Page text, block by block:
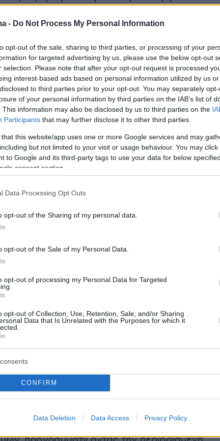
- Do Not Process My Personal Information
opt-out of the sale, sharing to third parties, or processing of your
for targeted advertising by us, please use the below opt-out
selection. Please note that after your opt-out request is processed
interest-based ads based on personal information utilized by us
to third parties prior to your opt-out. You may separately
of your personal information by third parties on the IAB’s list of
This information may also be disclosed by us to third parties on the
Participants that may further disclose it to other third parties.
that this website/app uses one or more Google services and may
but not limited to your visit or usage behaviour. You may
to Google and its third-party tags to use your data for below
consent section.
Data Processing Opt Outs
opt-out of the Sharing of my personal data.
opt-out of the Sale of my Personal Data.
opt-out of processing my Personal Data for Targeted
opt-out of Collection, Use, Retention, Sale, and/or Sharing
Data that Is Unrelated with the Purposes for which it
CONFIRM
Data Deletion Data Access Privacy Policy
Xρήσης” διευκολύνει επίσης τους γονείς
τη διάρκεια της λειτουργίας “Ώρες
ότι η διαχείριση του
οι ρυθμίσεις απορρήτου και τα φίλτρα
είναι τώρα πιο εύκολα από ποτέ στην
τους βασικούς ελέγχους, ώστε
στη διάθεσή τους ό,τι χρειάζονται, καθώς
να διαχειρίζονται ρυθμίσεις δεδομένων
να εγκρίνουν λήψεις εφαρμογών και να
ιστότοπους.
Απλώς σύρετε μεταξύ των προφίλ παιδιών
τις συσκευές από μία μόνο σελίδα, με πιο
μόνο με ένα άγγιγμα.
τη λειτουργία Ώρες σχολείου
Galaxy Watch for Kidsως έναν τρόπο
τους περισπασμούς στα
παιδιά κατά τη διάρκεια του σχολικού
την επόμενη εβδομάδα, θα διαθέσουμε
Ώρες σχολείου μπορεί να βοηθήσει στη